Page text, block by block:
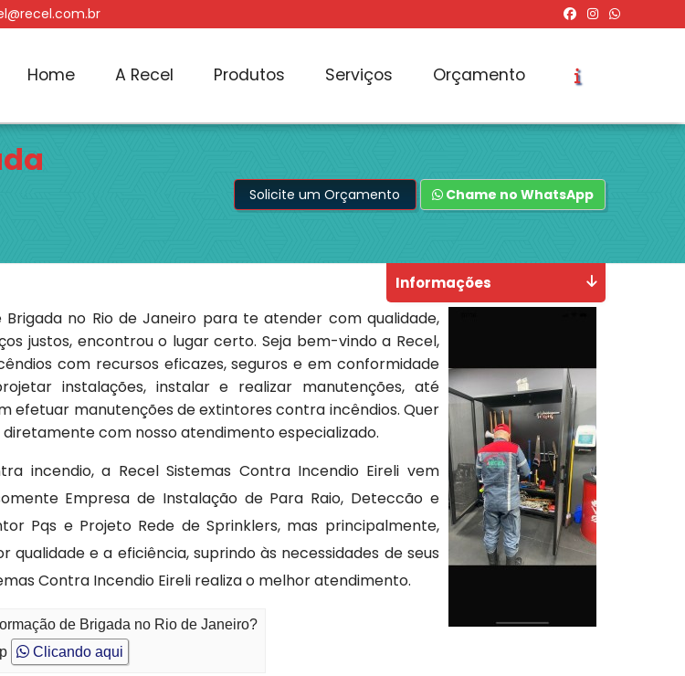
Home A Recel Produtos Serviços Orçamento
Solicite um Orçamento Chame no WhatsApp
no Rio de Janeiro para te atender com qualidade,
justos, encontrou o lugar certo. Seja bem-vindo a Recel,
com recursos eficazes, seguros e em conformidade
instalações, instalar e realizar manutenções, até
manutenções de extintores contra incêndios. Quer
com nosso atendimento especializado.
incendio, a Recel Sistemas Contra Incendio Eireli vem
Empresa de Instalação de Para Raio, Deteccão e
Pqs e Projeto Rede de Sprinklers, mas principalmente,
e a eficiência, suprindo às necessidades de seus
Contra Incendio Eireli realiza o melhor atendimento.
de Brigada no Rio de Janeiro?
Clicando aqui
Informações